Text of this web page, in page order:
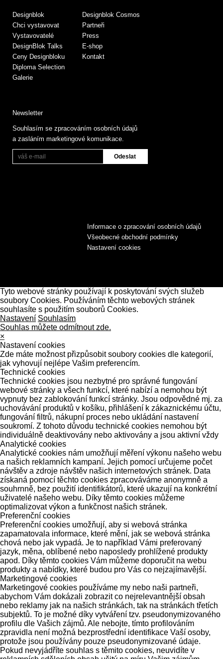
Designblok
Chci vystavovat
Vystavovatelé
DesignBlok Talks
Ceny Designbloku
Diploma Selection
Galerie
Designblok Cosmos
Partneři
Press
E-shop
Kontakt
Newsletter
Souhlasím se zpracováním osobních údajů
a zasláním marketingové komunikace.
Informace o zpracování osobních údajů
Všeobecné obchodní podmínky
Nastavení cookies
Tyto webové stránky používají k poskytování svých služeb
soubory Cookies. Používáním těchto webových stránek
souhlasíte s použitím souborů Cookies.
Nastavení Souhlasím
Souhlas můžete odmítnout zde.
×
Nastavení cookies
Zde máte možnost přizpůsobit soubory cookies dle kategorií,
jak vyhovují nejlépe Vašim preferencím.
Technické cookies
Technické cookies jsou nezbytné pro správné fungování
webové stránky a všech funkcí, které nabízí a nemohou být
vypnuty bez zablokování funkcí stránky. Jsou odpovědné mj. za
uchovávání produktů v košíku, přihlášení k zákaznickému účtu,
fungování filtrů, nákupní proces nebo ukládání nastavení
soukromí. Z tohoto důvodu technické cookies nemohou být
individuálně deaktivovány nebo aktivovány a jsou aktivní vždy
Analytické cookies
Analytické cookies nám umožňují měření výkonu našeho webu
a našich reklamních kampaní. Jejich pomocí určujeme počet
návštěv a zdroje návštěv našich internetových stránek. Data
získaná pomocí těchto cookies zpracováváme anonymně a
souhrnně, bez použití identifikátorů, které ukazují na konkrétní
uživatelé našeho webu. Díky těmto cookies můžeme
optimalizovat výkon a funkčnost našich stránek.
Preferenční cookies
Preferenční cookies umožňují, aby si webová stránka
zapamatovala informace, které mění, jak se webová stránka
chová nebo jak vypadá. Je to například Vámi preferovaný
jazyk, měna, oblíbené nebo naposledy prohlížené produkty
apod. Díky těmto cookies Vám můžeme doporučit na webu
produkty a nabídky, které budou pro Vás co nejzajímavější.
Marketingové cookies
Marketingové cookies používáme my nebo naši partneři,
abychom Vám dokázali zobrazit co nejrelevantnější obsah
nebo reklamy jak na našich stránkách, tak na stránkách třetích
subjektů. To je možné díky vytváření tzv. pseudonymizovaného
profilu dle Vašich zájmů. Ale nebojte, tímto profilováním
zpravidla není možná bezprostřední identifikace Vaší osoby,
protože jsou používány pouze pseudonymizované údaje.
Pokud nevyjádříte souhlas s těmito cookies, neuvidíte v